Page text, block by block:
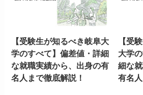
【受験生が知るべき岐阜大
学のすべて】偏差値・詳細
な就職実績から、出身の有
名人まで徹底解説！
【受
大学
細な
有名